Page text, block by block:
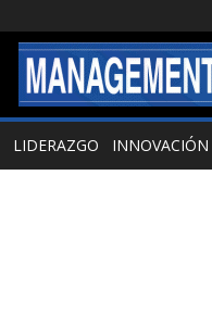
LIDERAZGO INNOVACIÓN